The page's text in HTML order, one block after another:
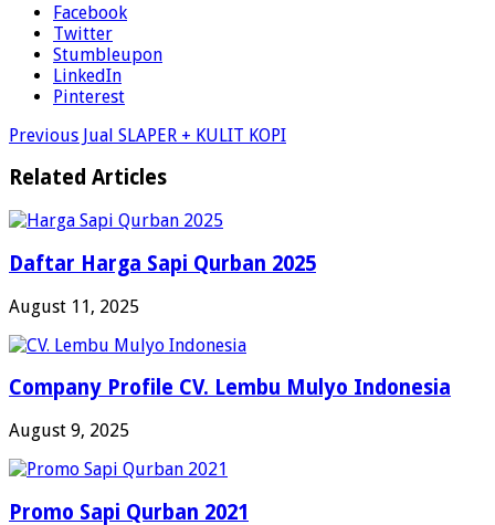
Facebook
Twitter
Stumbleupon
LinkedIn
Pinterest
Previous Jual SLAPER + KULIT KOPI
Related Articles
Daftar Harga Sapi Qurban 2025
August 11, 2025
Company Profile CV. Lembu Mulyo Indonesia
August 9, 2025
Promo Sapi Qurban 2021